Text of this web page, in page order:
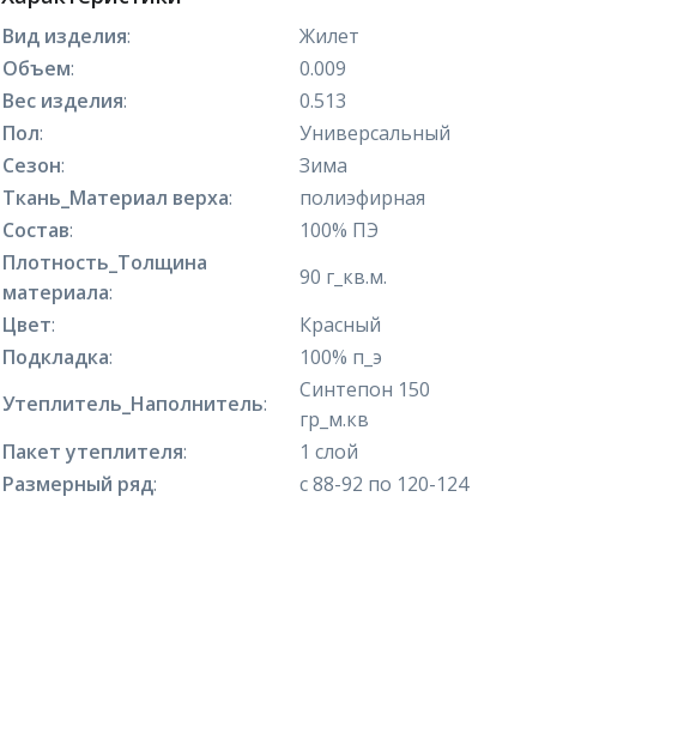
Вид изделия:
Жилет
Объем:
0.009
Вес изделия:
0.513
Пол:
Универсальный
Сезон:
Зима
Ткань_Материал верха:
полиэфирная
Состав:
100% ПЭ
Плотность_Толщина
материала:
90 г_кв.м.
Цвет:
Красный
Подкладка:
100% п_э
Утеплитель_Наполнитель:
Синтепон 150
гр_м.кв
Пакет утеплителя:
1 слой
Размерный ряд: с 88-92 по 120-124